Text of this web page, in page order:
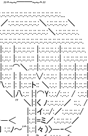
＼:.::.::.::.:.:＼
＼:.::.::.::.::.:.
:.::.::.::.::.::
＼:.:.:
/ :.::.:| 出会い
／ ::.:. /
|:.::|イ:.::/:／:.::.::.::.:/
ミ／:.::.::.::.:／ ／
ﾉ～'^|:.::|々）〉―‐